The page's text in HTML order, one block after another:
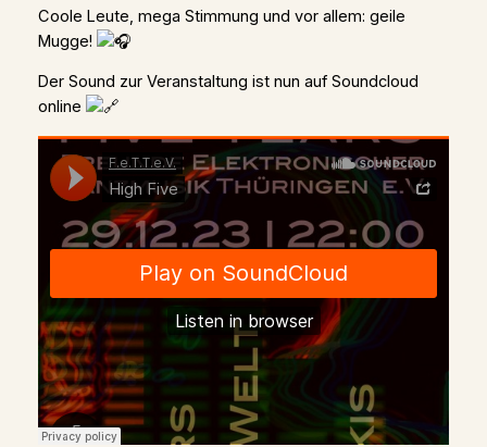
Coole Leute, mega Stimmung und vor allem: geile
Mugge!
Der Sound zur Veranstaltung ist nun auf Soundcloud
online